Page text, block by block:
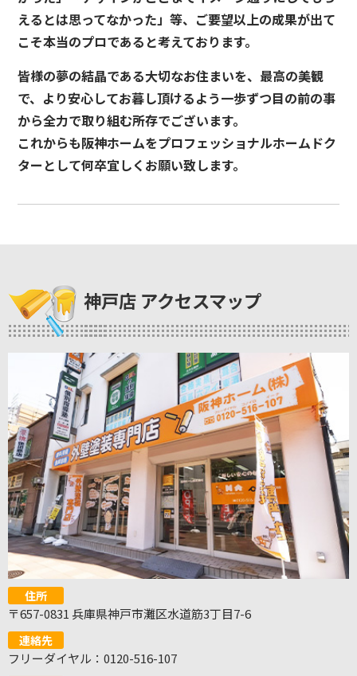
えるとは思ってなかった」等、ご要望以上の成果が出て
こそ本当のプロであると考えております。
皆様の夢の結晶である大切なお住まいを、最高の美観
で、より安心してお暮し頂けるよう一歩ずつ目の前の事
から全力で取り組む所存でございます。
これからも阪神ホームをプロフェッショナルホームドク
ターとして何卒宜しくお願い致します。
神戸店 アクセスマップ
住所
〒657-0831 兵庫県神戸市灘区水道筋3丁目7-6
連絡先
フリーダイヤル：0120-516-107